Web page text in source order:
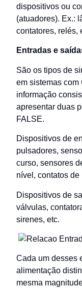
dispositivos ou
(atuadores). Ex.:
contatores, relés,
Entradas e
São os tipos de
em sistemas com
informação
apresentar duas
FALSE.
Dispositivos de
pulsadores,
curso, sensores
nível, contatos de
Dispositivos de
válvulas,
sirenes, etc.
Cada um desses
alimentação
mesma